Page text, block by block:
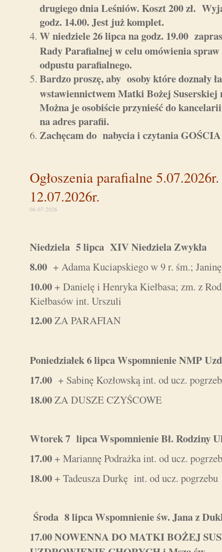
drugiego dnia Leśniów. Koszt 200 zł.
godz. 14.00. Jest już komplet.
W niedziele 26 lipca na godz. 19.00
Rady Parafialnej w celu omówienia spraw
odpustu parafialnego.
Bardzo proszę, aby osoby które doznały
wstawiennictwem Matki Bożej Suserskiej
Można je osobiście przynieść do
na adres parafii.
Zachęcam do nabycia i czytania
Ogłoszenia parafialne
12.07.2026r.
06-07-2026
Niedziela 5 lipca XIV Niedziela Zwykła
8.00 + Adama Kuciapskiego w 9 r. śm.;
10.00+ Danielę i Henryka Kiełbasa; zm. z
Kiełbasów int. Urszuli
12.00ZA PARAFIAN
Poniedziałek 6 lipca Wspomnienie NMP
17.00 + Sabinę Kozłowską int. od ucz.
18.00ZA DUSZE CZYŚCOWE
Wtorek 7 lipca Wspomnienie Bł. Rodziny
17.00+ Mariannę Podrażka int. od ucz.
18.00+ Tadeusza Durkę int. od ucz. pogrzebu
Środa 8 lipca Wspomnienie św. Jana z
17.00NOWENNA DO MATKI BOŻEJ